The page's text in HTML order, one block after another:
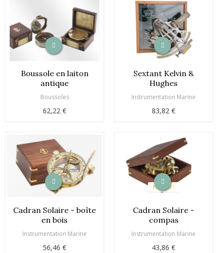
Boussole en laiton
antique
Boussoles
62,22 €
Sextant Kelvin &
Hughes
Instrumentation Marine
83,82 €
Cadran Solaire - boîte
en bois
Instrumentation Marine
56,46 €
PROMO !
Cadran Solaire -
compas
Instrumentation Marine
43,86 €